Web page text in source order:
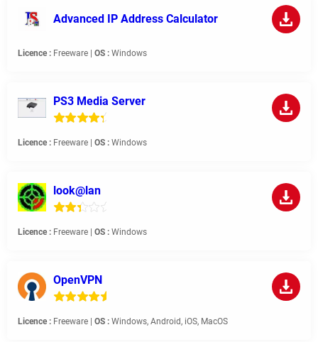
Advanced IP Address Calculator
Licence : Freeware | OS : Windows
PS3 Media Server
Licence : Freeware | OS : Windows
look@lan
Licence : Freeware | OS : Windows
OpenVPN
Licence : Freeware | OS : Windows, Android, iOS, MacOS